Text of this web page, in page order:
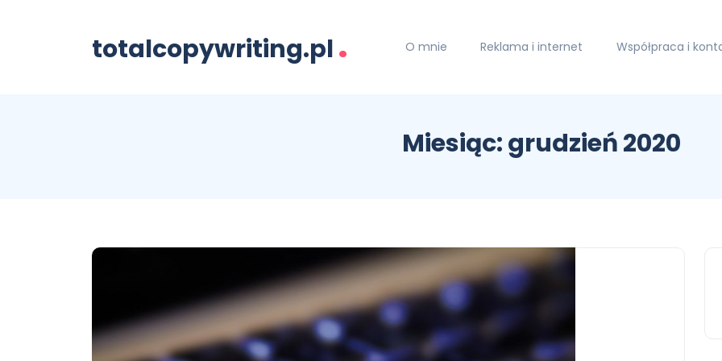
totalcopywriting.pl. O mnie Reklama i internet Współpraca i
Miesiąc:grudzień 2020